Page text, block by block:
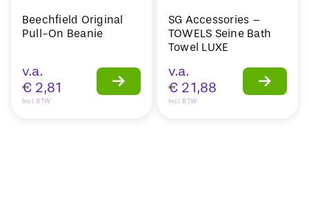
Beechfield Original
Pull-On Beanie
v.a.
€ 2,81
Incl. BTW
SG Accessories –
TOWELS Seine Bath
Towel LUXE
v.a.
€ 21,88
Incl. BTW